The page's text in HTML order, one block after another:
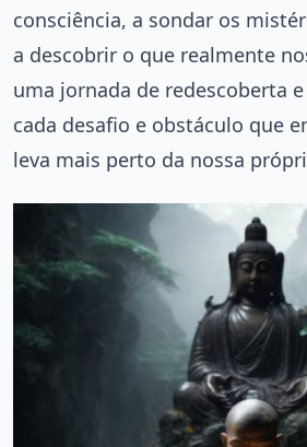
consciência, a sondar os
a descobrir o que realmente
uma jornada de redescoberta
cada desafio e obstáculo que
leva mais perto da nossa